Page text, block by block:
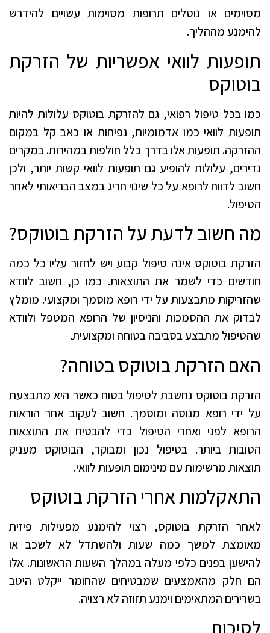
מסוימים או נוטלים תרופות מסוימות עשויים להידרש
להימנע מההליך.
תופעות לוואי אפשריות של הזרקת
בוטוקס
כמו בכל טיפול רפואי, גם להזרקת בוטוקס עלולות להיות
תופעות לוואי כמו אדמומיות, נפיחות או כאב קל במקום
ההזרקה. תופעות אלו בדרך כלל חולפות במהירות. במקרים
נדירים, עלולות להופיע גם תופעות לוואי קשות יותר, ולכן
חשוב לדווח לרופא על כל שינוי חריג במצב הבריאותי לאחר
הטיפול.
מה חשוב לדעת על הזרקת בוטוקס?
הזרקת בוטוקס אינה טיפול קבוע ויש לחזור עליו כל כמה
חודשים כדי לשמר את התוצאות. כמו כן, חשוב לוודא
שהזריקות מתבצעות על ידי רופא מוסמך ומקצועי. מומלץ
לבדוק את ההסמכות והניסיון של הרופא המטפל ולוודא
שהטיפול מתבצע בסביבה בטוחה ומקצועית.
האם הזרקת בוטוקס בטוחה?
הזרקת בוטוקס נחשבת לטיפול בטוח כאשר היא מתבצעת
על ידי רופא מנוסה ומוסמך. חשוב לעקוב אחר הוראות
הרופא לפני ואחרי הטיפול כדי להבטיח את התוצאות
הטובות ביותר. בטיפול נכון ומבוקר, הבוטוקס מעניק
תוצאות מרשימות עם מינימום תופעות לוואי.
התאקלמות אחרי הזרקת בוטוקס
לאחר הזרקת בוטוקס, רצוי להימנע מפעילות פיזית
מאומצת למשך כמה שעות ולהשתדל לא לשכב או
להישען בפנים כלפי מעלה במהלך השעות הראשונות. אלו
הם חלק מהאמצעים שמבטיחים שהחומר ייקלט היטב
בשרירים המתאימים וימנע תזוזה לא רצויה.
לסיכום